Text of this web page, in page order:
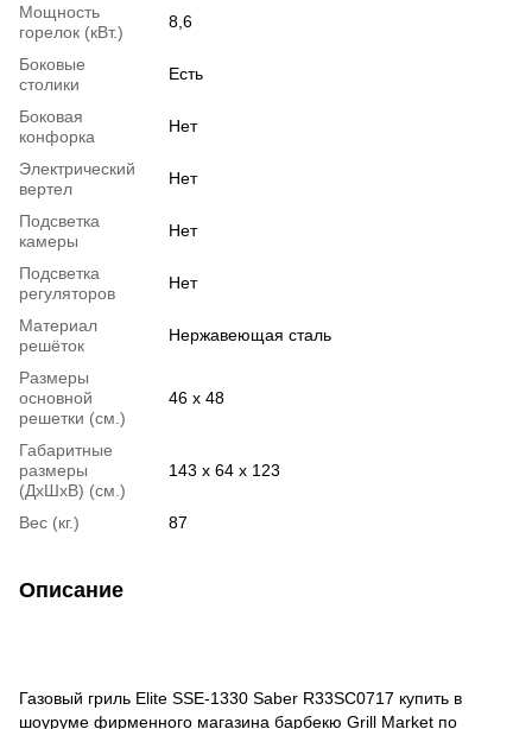
Мощность
горелок (кВт.)
8,6
Боковые
столики
Есть
Боковая
конфорка
Нет
Электрический
вертел
Нет
Подсветка
камеры
Нет
Подсветка
регуляторов
Нет
Материал
решёток
Нержавеющая сталь
Размеры
основной
решетки (см.)
46 х 48
Габаритные
размеры
(ДхШхВ) (см.)
143 х 64 х 123
Вес (кг.) 87
Описание
Газовый гриль Elite SSE-1330 Saber R33SC0717 купить в
шоуруме фирменного магазина барбекю Grill Market по